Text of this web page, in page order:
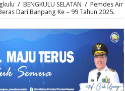
/ BENGKULU SELATAN / Pemdes Air
Dari Banpang Ke – 99 Tahun 2025.